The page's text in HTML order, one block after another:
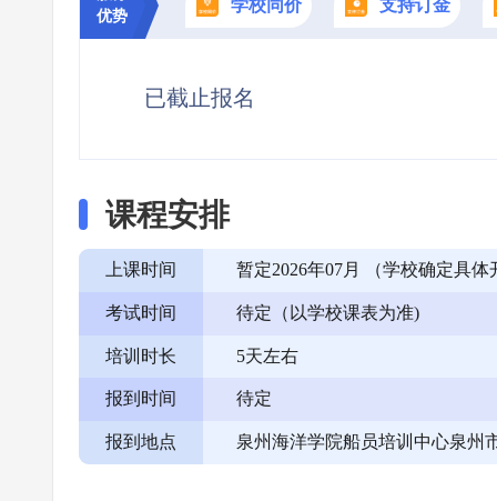
优势
学校同价 支持订金
已截止报名
课程安排
上课时间 暂定2026年07月 （学校确定具
考试时间 待定（以学校课表为准)
培训时长 5天左右
报到时间 待定
报到地点 泉州海洋学院船员培训中心泉州